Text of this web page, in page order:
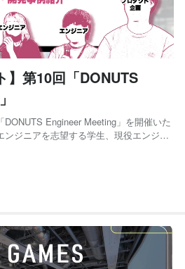
】第10回「DONUTS
DONUTS Engineer Meeting」を開催いた
ンジニアを志望する学生、現役エンジニ
GROUPが、事業部やプロダクト...